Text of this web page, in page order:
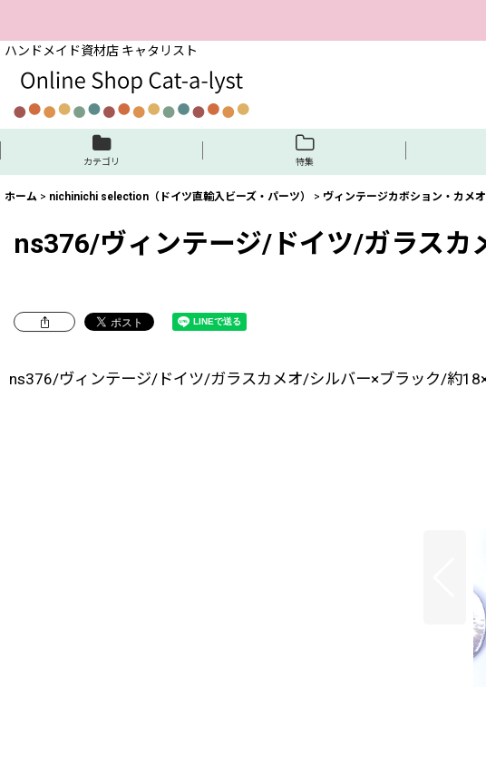
ハンドメイド資材店 キャタリスト
カテゴリ 特集
ホーム > nichinichi selection（ドイツ直輸入ビーズ・パーツ） > ヴィンテージカボション・カメオ
ns376/ヴィンテージ/ドイツ/ガラス
ns376/ヴィンテージ/ドイツ/ガラスカメオ/シルバー×ブラック/約